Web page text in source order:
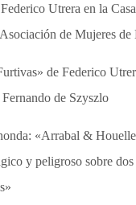
Utrera en la
de Mujeres de
de Federico
de Szyszlo
«Arrabal &
y peligroso sobre dos